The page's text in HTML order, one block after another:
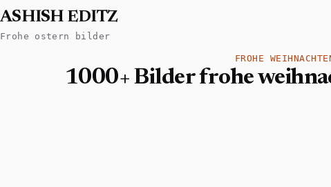
ASHISH EDITZ
Frohe ostern bilder
FROHE
1000+ Bilder frohe